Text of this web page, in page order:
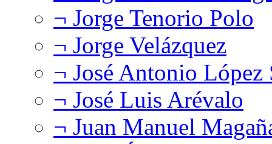
¬ Jorge Tenorio Polo
¬ Jorge Velázquez
¬ José Antonio López
¬ José Luis Arévalo
¬ Juan Manuel